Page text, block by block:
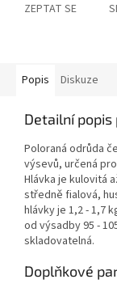
ZEPTAT SE
Popis Diskuze
Detailní popis
Poloraná odrůda
výsevů, určená
Hlávka je kulovitá
středně fialová,
hlávky je 1,2 - 1,7
od výsadby 95 -
skladovatelná.
Doplňkové